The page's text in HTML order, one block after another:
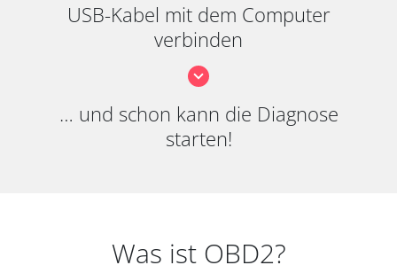
USB-Kabel mit dem Computer
verbinden
… und schon kann die Diagnose
starten!
Was ist OBD2?